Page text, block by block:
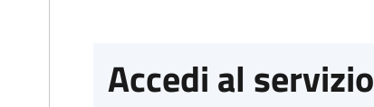
Accedi al servizio